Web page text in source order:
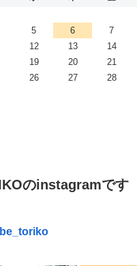
5 6 7
12 13 14
19 20 21
26 27 28
のinstagramです